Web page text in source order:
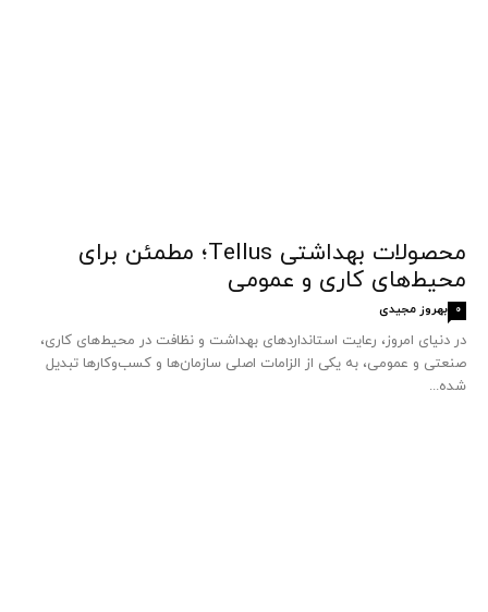
محصولات بهداشتی Tellus؛ مطمئن برای
محیط‌های کاری و عمومی
بهروز مجیدی 0
در دنیای امروز، رعایت استانداردهای بهداشت و نظافت در محیط‌های کاری،
صنعتی و عمومی، به یکی از الزامات اصلی سازمان‌ها و کسب‌وکارها تبدیل
شده...